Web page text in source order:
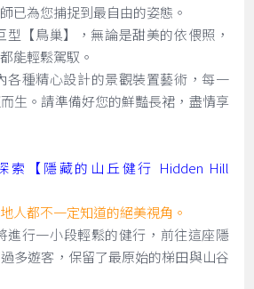
已為您捕捉到最自由的姿態。
型【鳥巢】，無論是甜美的依偎照，
能輕鬆駕馭。
各種精心設計的景觀裝置藝術，每一
生。請準備好您的鮮豔長裙，盡情享
索【隱藏的山丘健行 Hidden Hill
人都不一定知道的絕美視角。
行一小段輕鬆的健行，前往這座隱
多遊客，保留了最原始的梯田與山谷